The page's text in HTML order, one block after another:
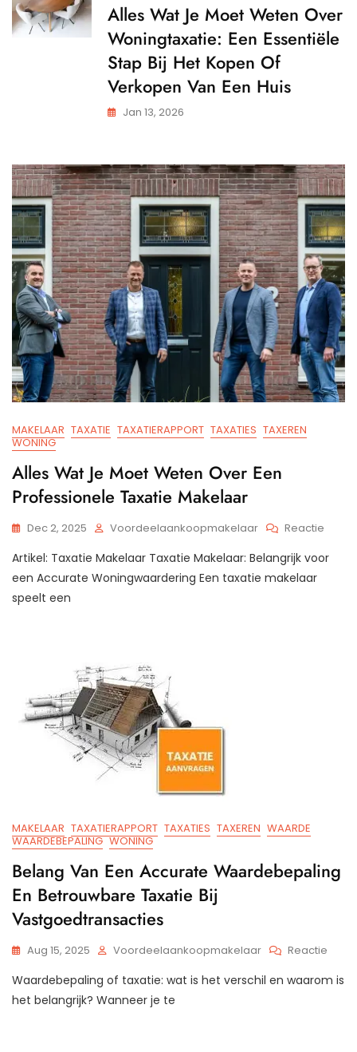
Alles Wat Je Moet Weten Over
Woningtaxatie: Een Essentiële
Stap Bij Het Kopen Of
Verkopen Van Een Huis
Jan 13, 2026
MAKELAAR TAXATIE TAXATIERAPPORT TAXATIES TAXEREN
WONING
Alles Wat Je Moet Weten Over Een
Professionele Taxatie Makelaar
Dec 2, 2025 Voordeelaankoopmakelaar Reactie
Wat
Artikel: Taxatie Makelaar Taxatie Makelaar: Belangrijk voor
een Accurate Woningwaardering Een taxatie makelaar
speelt een
MAKELAAR TAXATIERAPPORT TAXATIES TAXEREN WAARDE
WAARDEBEPALING WONING
Belang Van Een Accurate Waardebepaling
En Betrouwbare Taxatie Bij
Vastgoedtransacties
Aug 15, 2025 Voordeelaankoopmakelaar Reactie
Van
Waardebepaling of taxatie: wat is het verschil en waarom is
het belangrijk? Wanneer je te